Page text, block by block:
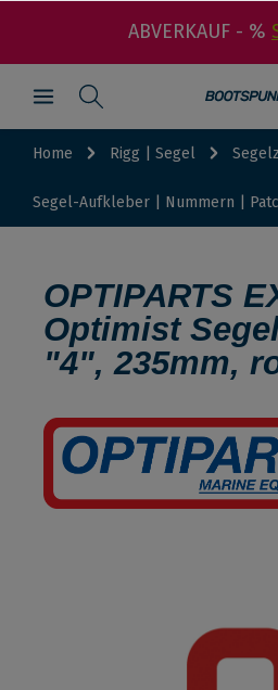
ABVERKAUF - %
Home Rigg | Segel
Segel-Aufkleber | Nummern |
OPTIPARTS
Optimist
"4", 235mm,